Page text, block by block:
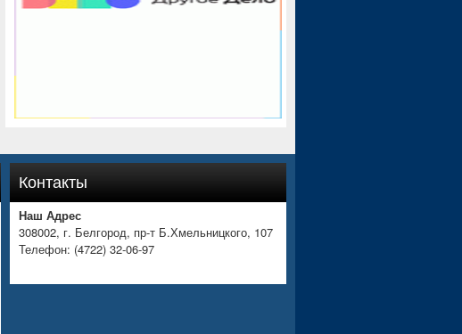
Контакты
Наш Адрес
308002, г. Белгород, пр-т Б.Хмельницкого, 107
Телефон: (4722) 32-06-97